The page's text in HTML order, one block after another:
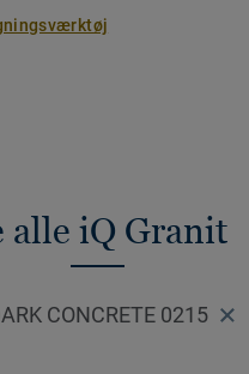
alle iQ Granit
CONCRETE 0215